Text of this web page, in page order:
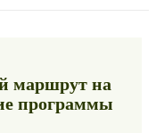
маршрут на
программы